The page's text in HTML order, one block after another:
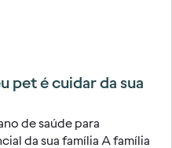
pet é cuidar da sua
de saúde para
da sua família A família